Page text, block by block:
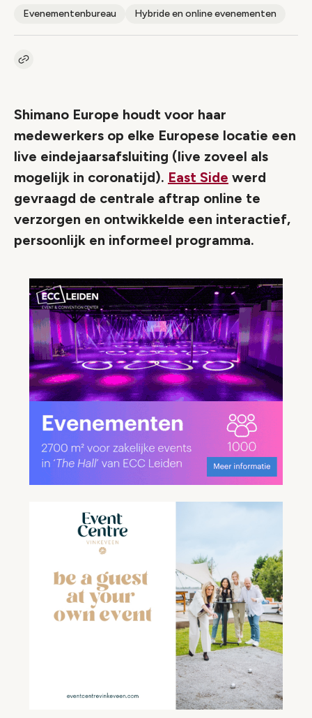
Evenementenbureau Hybride en online evenementen
Kopieer link naar artikel
Shimano Europe houdt voor haar
medewerkers op elke Europese locatie een
live eindejaarsafsluiting (live zoveel als
mogelijk in coronatijd). East Side werd
gevraagd de centrale aftrap online te
verzorgen en ontwikkelde een interactief,
persoonlijk en informeel programma.